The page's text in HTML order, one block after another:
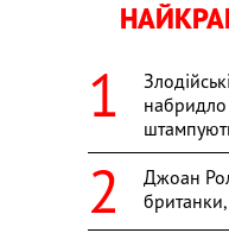
набридло
Джоан